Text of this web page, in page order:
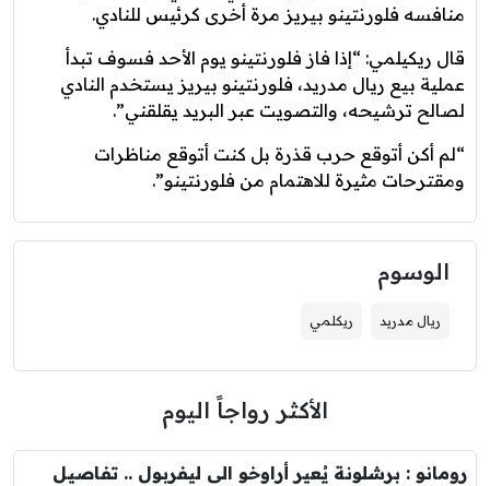
منافسه فلورنتينو بيريز مرة أخرى كرئيس للنادي.
قال ريكيلمي: “إذا فاز فلورنتينو يوم الأحد فسوف تبدأ
عملية بيع ريال مدريد، فلورنتينو بيريز يستخدم النادي
لصالح ترشيحه، والتصويت عبر البريد يقلقني”.
“لم أكن أتوقع حرب قذرة بل كنت أتوقع مناظرات
ومقترحات مثيرة للاهتمام من فلورنتينو”.
الوسوم
ريال مدريد ريكلمي
الأكثر رواجاً اليوم
رومانو : برشلونة يُعير أراوخو الى ليفربول .. تفاصيل